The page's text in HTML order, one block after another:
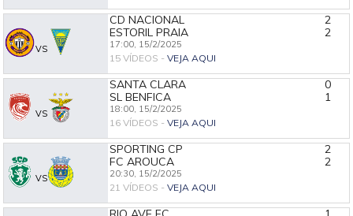
VS
CD NACIONAL
2
ESTORIL PRAIA
2
17:00, 15/2/2025
15 VÍDEOS - VEJA AQUI
VS
SANTA CLARA
0
SL BENFICA
1
18:00, 15/2/2025
16 VÍDEOS - VEJA AQUI
VS
SPORTING CP
2
FC AROUCA
2
20:30, 15/2/2025
21 VÍDEOS - VEJA AQUI